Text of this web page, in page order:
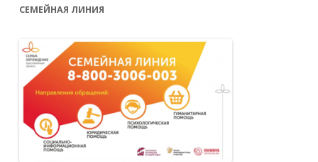
СЕМЕЙНАЯ ЛИНИЯ